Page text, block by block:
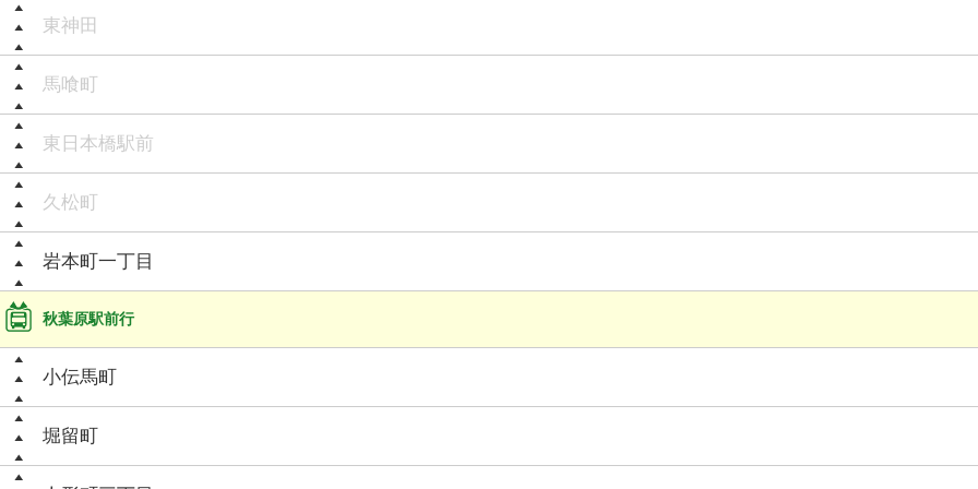
東神田
馬喰町
東日本橋駅前
久松町
岩本町一丁目
秋葉原駅前行
小伝馬町
堀留町